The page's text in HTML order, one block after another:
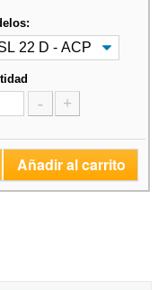
- +
Añadir al carrito